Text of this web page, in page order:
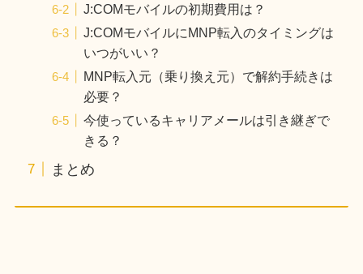
J:COMモバイルの初期費用は？
J:COMモバイルにMNP転入のタイミングは
いつがいい？
MNP転入元（乗り換え元）で解約手続きは
必要？
今使っているキャリアメールは引き継ぎで
きる？
まとめ